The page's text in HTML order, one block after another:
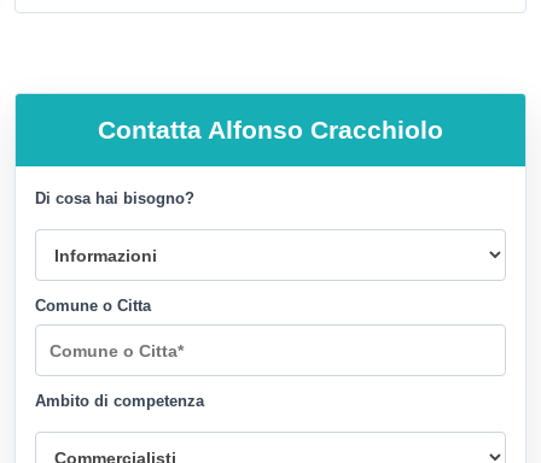
Contatta Alfonso Cracchiolo
Di cosa hai bisogno?
Comune o Citta
Ambito di competenza